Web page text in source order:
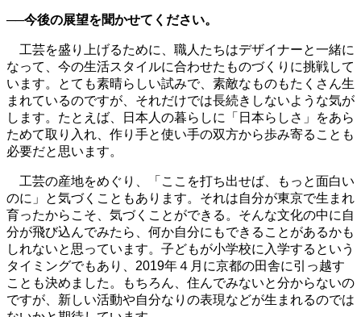
──今後の展望を聞かせてください。
工芸を盛り上げるために、職人たちはデザイナーと一緒に
なって、今の生活スタイルに合わせたものづくりに挑戦して
います。とても素晴らしい試みで、素敵なものもたくさん生
まれているのですが、それだけでは長続きしないような気が
します。たとえば、日本人の暮らしに「日本らしさ」をあら
ためて取り入れ、作り手と使い手の双方から歩み寄ることも
必要だと思います。
工芸の産地をめぐり、「ここを打ち出せば、もっと面白い
のに」と気づくこともあります。それは自分が東京で生まれ
育ったからこそ、気づくことができる。そんな文化の中に自
分が飛び込んでみたら、何か自分にもできることがあるかも
しれないと思っています。子どもが小学校に入学するという
タイミングでもあり、2019年４月に京都の田舎に引っ越す
ことも決めました。もちろん、住んでみないと分からないの
ですが、新しい活動や自分なりの表現などが生まれるのでは